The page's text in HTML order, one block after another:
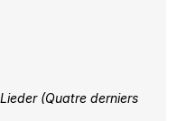
(Quatre derniers